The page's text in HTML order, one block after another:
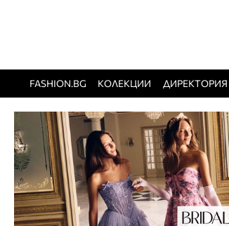
FASHION.BG КОЛЕКЦИИ ДИРЕКТОРИЯ